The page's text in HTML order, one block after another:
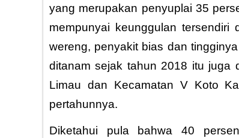
yang merupakan penyuplai 35
mempunyai keunggulan
wereng, penyakit bias dan
ditanam sejak tahun 2018 itu juga
Limau dan Kecamatan V Koto
pertahunnya.
Diketahui pula bahwa 40